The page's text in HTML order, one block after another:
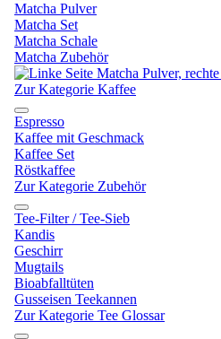
Matcha Pulver
Matcha Set
Matcha Schale
Matcha Zubehör
Zur Kategorie Kaffee
Espresso
Kaffee mit Geschmack
Kaffee Set
Röstkaffee
Zur Kategorie Zubehör
Tee-Filter / Tee-Sieb
Kandis
Geschirr
Mugtails
Bioabfalltüten
Gusseisen Teekannen
Zur Kategorie Tee Glossar